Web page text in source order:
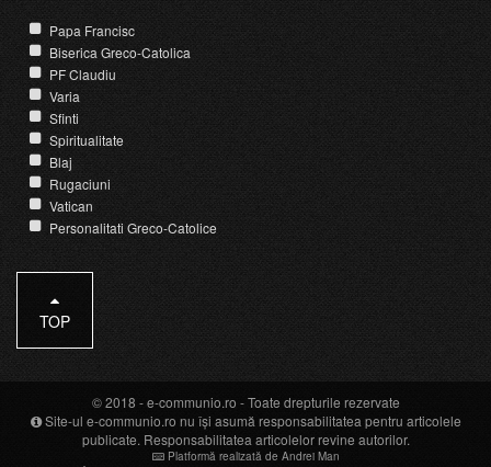
Papa Francisc
Biserica Greco-Catolica
PF Claudiu
Varia
Sfinti
Spiritualitate
Blaj
Rugaciuni
Vatican
Personalitati Greco-Catolice
TOP
© 2018 -e-communio.ro - Toate drepturile rezervate
Site-ul e-communio.ro nu își asumă responsabilitatea pentru articolele
publicate. Responsabilitatea articolelor revine autorilor.
Platformă realizată de Andrei Man